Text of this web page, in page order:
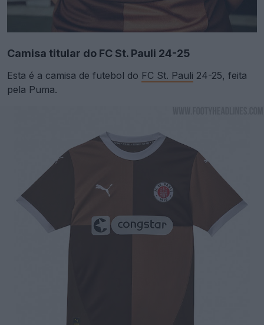
Camisa titular do FC St. Pauli 24-25
Esta é a camisa de futebol do FC St. Pauli 24-25, feita
pela Puma.